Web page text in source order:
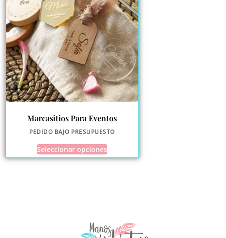
Marcasitios Para Eventos
PEDIDO BAJO PRESUPUESTO
Seleccionar opciones